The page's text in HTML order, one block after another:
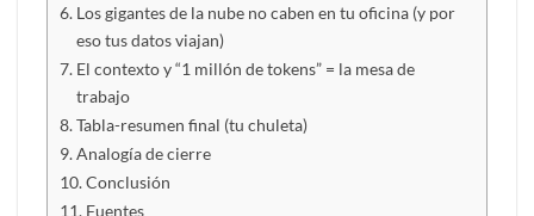
Los gigantes de la nube no caben en tu oficina (y por
eso tus datos viajan)
El contexto y “1 millón de tokens” = la mesa de
trabajo
Tabla-resumen final (tu chuleta)
Analogía de cierre
Conclusión
Fuentes